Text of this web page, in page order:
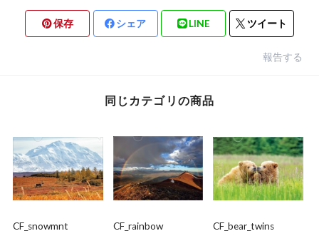
保存 シェア LINE ツイート
報告する
同じカテゴリの商品
CF_snowmnt CF_rainbow CF_bear_twins